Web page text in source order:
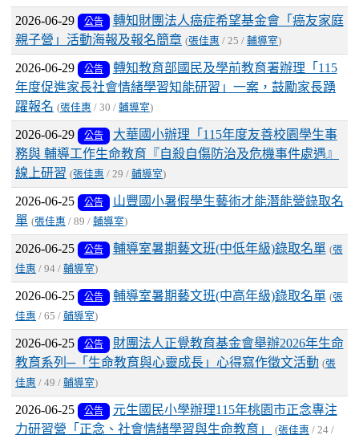
2026-06-29 公告
轉知財團法人癌症希望基金會「癌友家庭
親子營」活動海報及報名簡章 (張佳惠 / 25 / 輔導室)
2026-06-29 公告
轉知教育部國民及學前教育署辦理「115
年度促進家長社會情緒學習知能研習」一案，鼓勵家長踴
躍報名 (張佳惠 / 30 / 輔導室)
2026-06-29 公告
大華國小辦理「115年度友善校園學生事
務與 輔導工作生命教育『自殺自傷防治及危機事件處遇』
線上研習 (張佳惠 / 29 / 輔導室)
2026-06-25 公告
山豐國小暑假學生藝術才能潛能營錄取名
單 (張佳惠 / 89 / 輔導室)
2026-06-25 公告 輔導室暑期藝文班(中低年級)錄取名單 (張
佳惠 / 94 / 輔導室)
2026-06-25 公告 輔導室暑期藝文班(中高年級)錄取名單 (張
佳惠 / 65 / 輔導室)
2026-06-25 公告
財團法人正覺教育基金會舉辦2026年生命
教育系列─「生命教育與心靈成長」心得寫作徵文活動 (張
佳惠 / 49 / 輔導室)
2026-06-25 公告
元生國民小學辦理115年桃園市正念專注
力研習營「正念、社會情緒學習與生命教育」
(張佳惠 / 24 /